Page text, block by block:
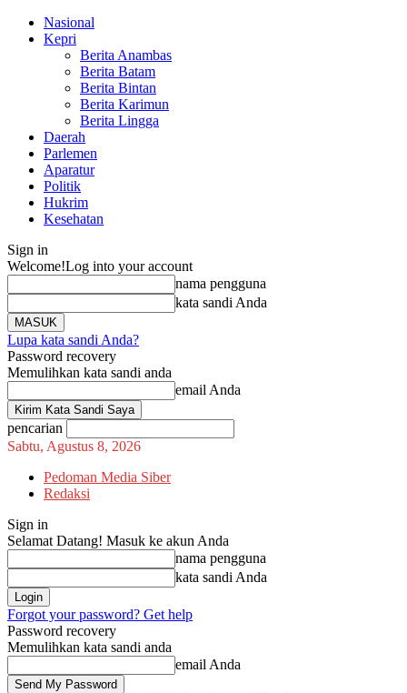
Nasional
Kepri
Berita Anambas
Berita Batam
Berita Bintan
Berita Karimun
Berita Lingga
Daerah
Parlemen
Aparatur
Politik
Hukrim
Kesehatan
Sign in
Welcome!Log into your account
nama pengguna
kata sandi Anda
Lupa kata sandi Anda?
Password recovery
Memulihkan kata sandi anda
email Anda
pencarian
Sabtu, Agustus 8, 2026
Pedoman Media Siber
Redaksi
Sign in
Selamat Datang! Masuk ke akun Anda
nama pengguna
kata sandi Anda
Forgot your password? Get help
Password recovery
Memulihkan kata sandi anda
email Anda